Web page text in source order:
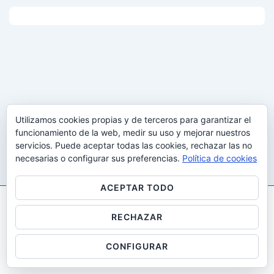
Gestalt i desenvolupaMENT: All Rights
Reserved| Funciona conTema Responsive
Utilizamos cookies propias y de terceros para garantizar el
funcionamiento de la web, medir su uso y mejorar nuestros
servicios. Puede aceptar todas las cookies, rechazar las no
necesarias o configurar sus preferencias. Política de cookies
ACEPTAR TODO
RECHAZAR
CONFIGURAR